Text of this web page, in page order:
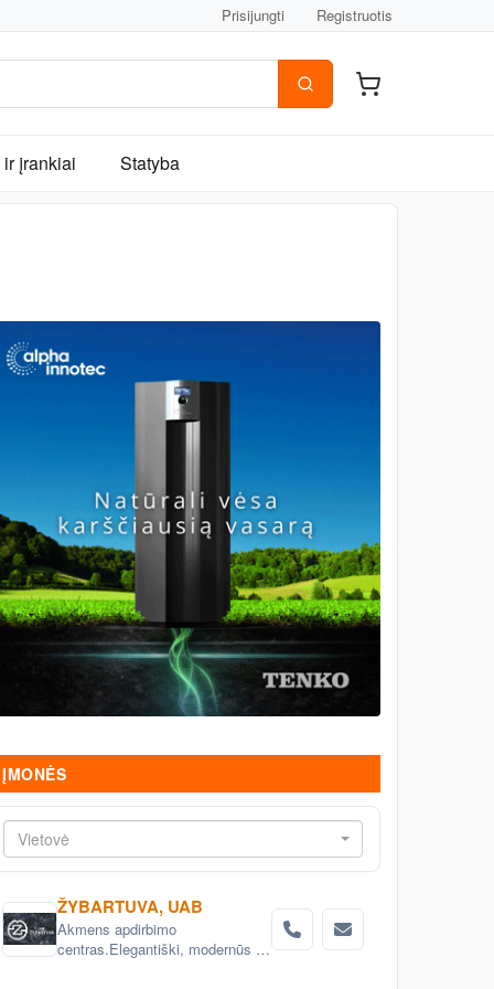
Prisijungti Registruotis
įrankiai Statyba
ĮMONĖS
Vietovė
ŽYBARTUVA, UAB
Akmens apdirbimo
centras.Elegantiški, modernūs ir